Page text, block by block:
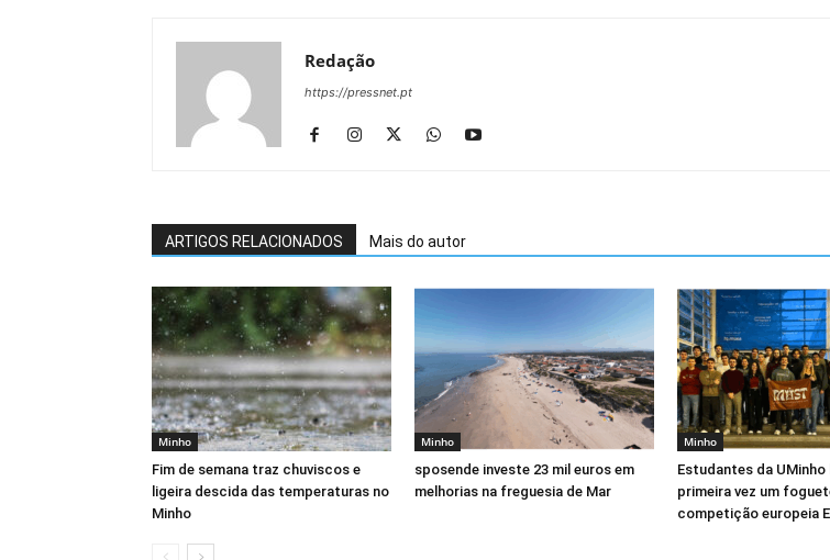
Redação
https://pressnet.pt
ARTIGOS RELACIONADOS Mais do autor
Minho
Fim de semana traz chuviscos e
ligeira descida das temperaturas no
Minho
Minho
sposende investe 23 mil euros em
melhorias na freguesia de Mar
Minho
Estudantes da UMinho
primeira vez um
competição europeia